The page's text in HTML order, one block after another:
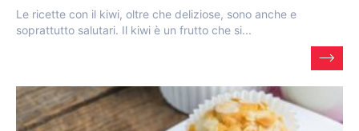
Le ricette con il kiwi, oltre che deliziose, sono anche e
soprattutto salutari. Il kiwi è un frutto che si...